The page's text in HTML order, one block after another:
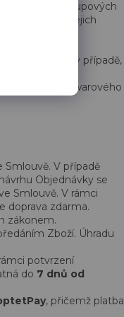
těchto přístupových
že dojde k jejich
nevyužíváte, či v případě,
údržbu hardwarového
Smlouvě. V případě
Objednávky se
Smlouvě. V rámci
doprava zdarma.
zákonem.
Zboží. Úhradu
potvrzení
do 7 dnů od
, přičemž platba